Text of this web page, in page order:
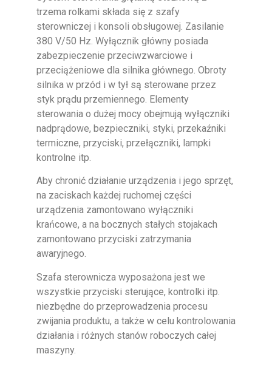
trzema rolkami składa się z szafy
sterowniczej i konsoli obsługowej. Zasilanie
380 V/50 Hz. Wyłącznik główny posiada
zabezpieczenie przeciwzwarciowe i
przeciążeniowe dla silnika głównego. Obroty
silnika w przód i w tył są sterowane przez
styk prądu przemiennego. Elementy
sterowania o dużej mocy obejmują wyłączniki
nadprądowe, bezpieczniki, styki, przekaźniki
termiczne, przyciski, przełączniki, lampki
kontrolne itp.
Aby chronić działanie urządzenia i jego sprzęt,
na zaciskach każdej ruchomej części
urządzenia zamontowano wyłączniki
krańcowe, a na bocznych stałych stojakach
zamontowano przyciski zatrzymania
awaryjnego.
Szafa sterownicza wyposażona jest we
wszystkie przyciski sterujące, kontrolki itp.
niezbędne do przeprowadzenia procesu
zwijania produktu, a także w celu kontrolowania
działania i różnych stanów roboczych całej
maszyny.